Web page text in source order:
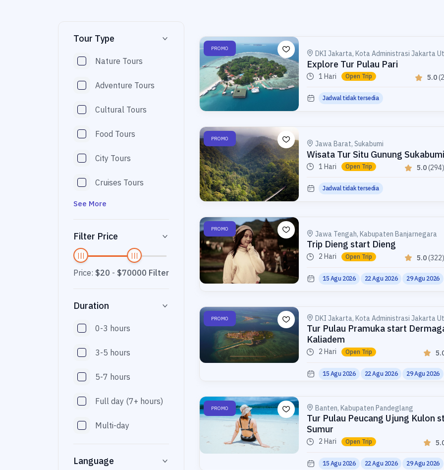
Tour Type
Nature Tours
Adventure Tours
Cultural Tours
Food Tours
City Tours
Cruises Tours
See More
Filter Price
Price: $20 - $70000 Filter
Duration
0-3 hours
3-5 hours
5-7 hours
Full day (7+ hours)
Multi-day
Language
PROMO
DKI Jakarta, Kota Administrasi Jakarta
Explore Tur Pulau Pari
1 Hari Open Trip 5.0
Jadwal tidak tersedia
PROMO
Jawa Barat, Sukabumi
Wisata Tur Situ Gunung Sukabumi
1 Hari Open Trip 5.0(294)
Jadwal tidak tersedia
PROMO
Jawa Tengah, Kabupaten Banjarnegara
Trip Dieng start Dieng
2 Hari Open Trip 5.0(322)
15 Agu 2026 22 Agu 2026 29 Agu 2026
PROMO DKI Jakarta, Kota Administrasi Jakarta
Tur Pulau Pramuka start
Kaliadem
2 Hari Open Trip
15 Agu 2026 22 Agu 2026 29 Agu 2026
PROMO Banten, Kabupaten Pandeglang
Tur Pulau Peucang Ujung Kulon
Sumur
2 Hari Open Trip
15 Agu 2026 22 Agu 2026 29 Agu 2026